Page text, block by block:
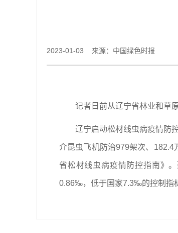
2023-01-03 来源：中国绿色时报
记者日前从辽宁省林业和草
辽宁启动松材线虫病疫情防
介昆虫飞机防治979架次、182.4
省松材线虫病疫情防控指南》
0.86‰，低于国家7.3‰的控制指